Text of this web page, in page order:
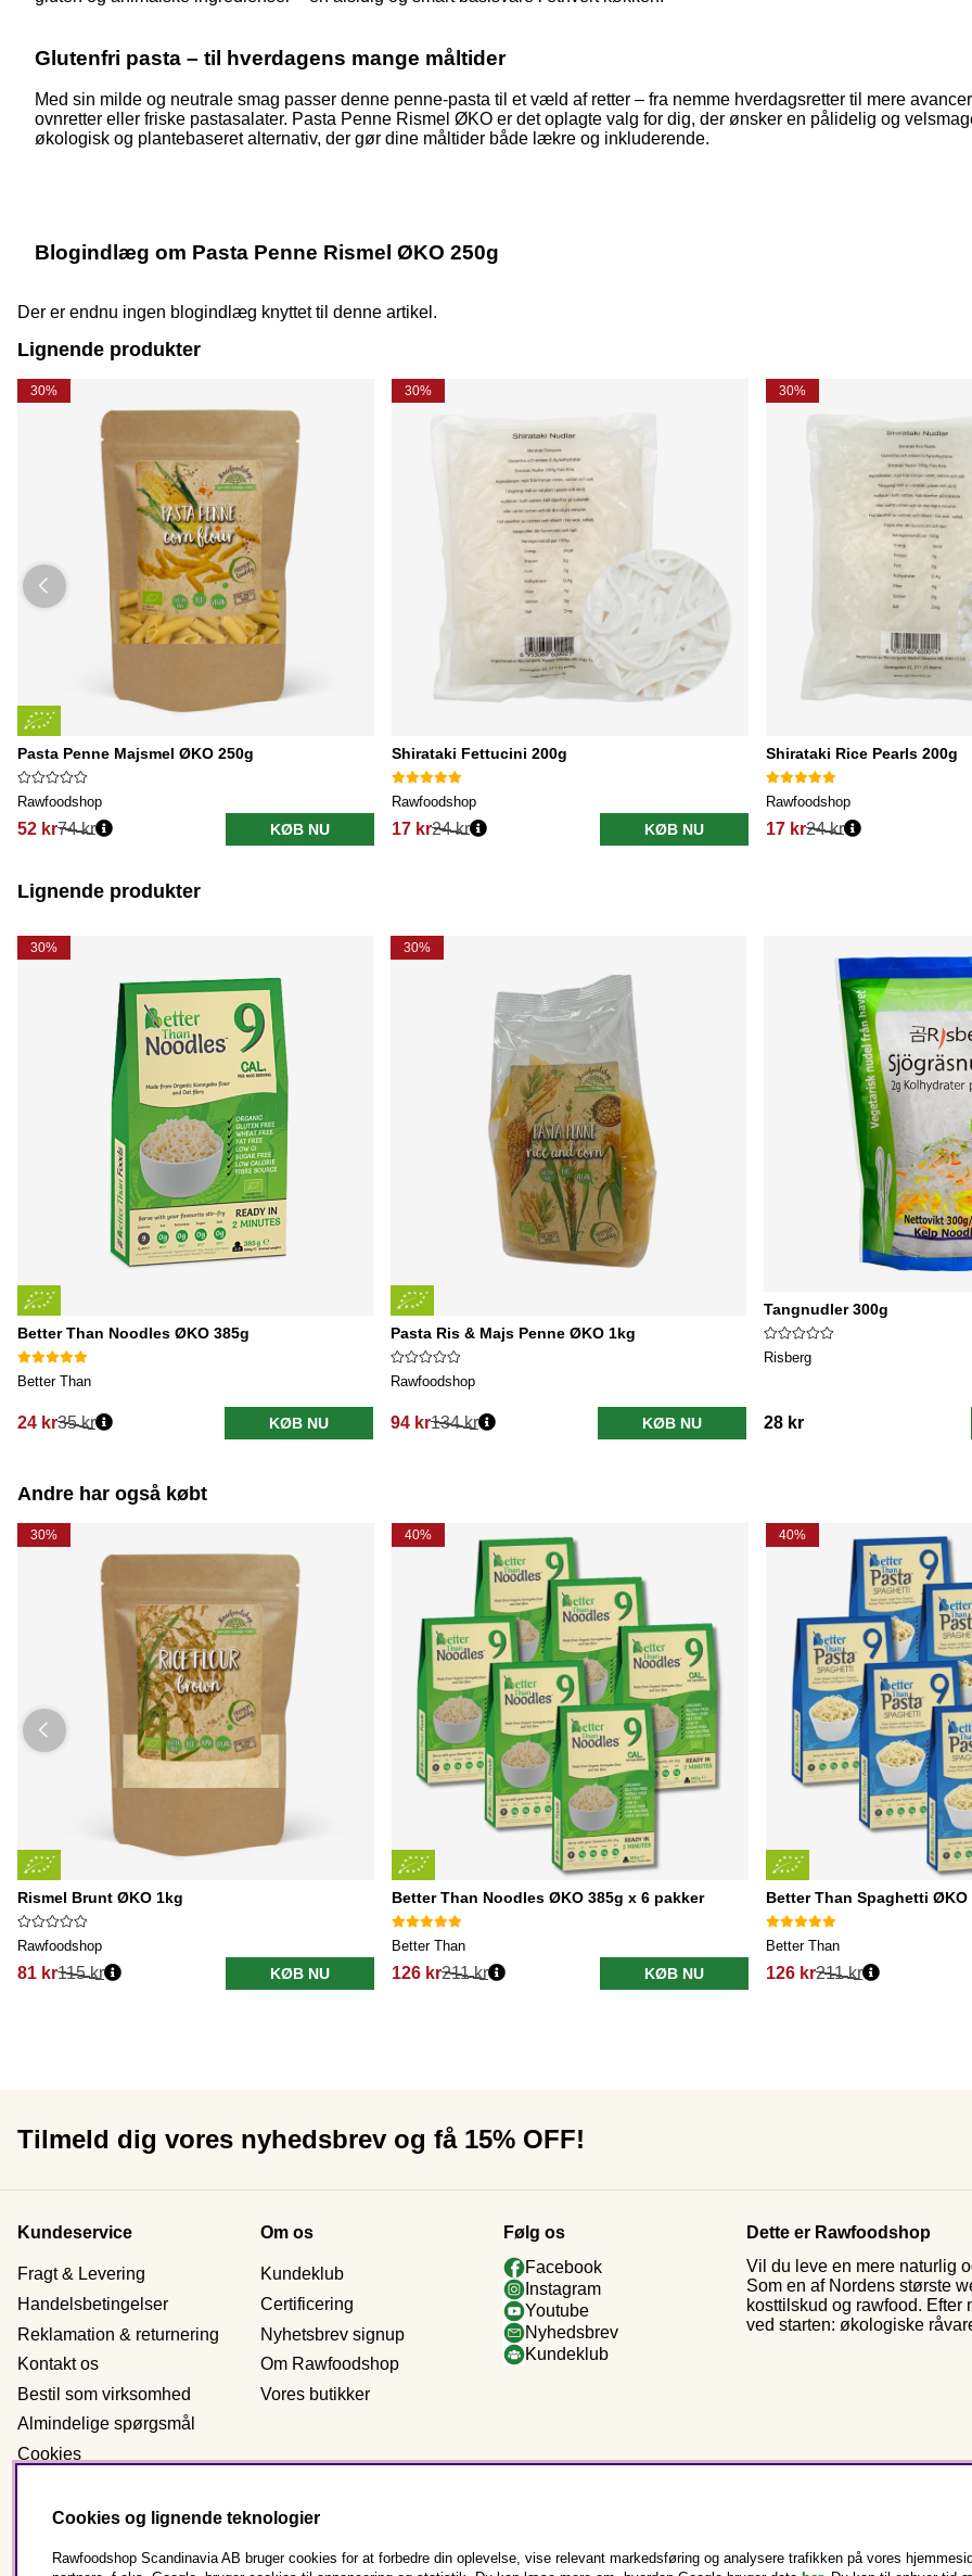
Glutenfri pasta – til hverdagens mange måltider
Med sin milde og neutrale smag passer denne penne-pasta til et væld af retter – fra nemme hverdagsretter til mere
ovnretter eller friske pastasalater. Pasta Penne Rismel ØKO er det oplagte valg for dig, der ønsker en pålidelig og
økologisk og plantebaseret alternativ, der gør dine måltider både lækre og inkluderende.
Blogindlæg om Pasta Penne Rismel ØKO 250g
Der er endnu ingen blogindlæg knyttet til denne artikel.
Lignende produkter
30%
Pasta Penne Majsmel ØKO 250g
Rawfoodshop
52 kr74 kr KØB NU
30%
Shirataki Fettucini 200g
Rawfoodshop
17 kr24 kr KØB NU
30%
Shirataki Rice Pearls 200g
Rawfoodshop
17 kr24 kr
Lignende produkter
30%
Better Than Noodles ØKO 385g
Better Than
24 kr
Normalpris:
35 kr KØB NU
30%
Pasta Ris & Majs Penne ØKO 1kg
Rawfoodshop
94 kr
Normalpris:
134 kr KØB NU
Tangnudler 300g
Risberg
28 kr
Andre har også købt
30%
Rismel Brunt ØKO 1kg
Rawfoodshop
81 kr115 kr KØB NU
40%
Better Than Noodles ØKO 385g x 6 pakker
Better Than
126 kr211 kr KØB NU
40%
Better Than Spaghetti ØKO
Better Than
126 kr211 kr
Tilmeld dig vores nyhedsbrev og få 15% OFF!
Kundeservice
Fragt & Levering
Handelsbetingelser
Reklamation & returnering
Kontakt os
Bestil som virksomhed
Almindelige spørgsmål
Cookies
Om os
Kundeklub
Certificering
Nyhetsbrev signup
Om Rawfoodshop
Vores butikker
Følg os
Facebook
Instagram
Youtube
Nyhedsbrev
Kundeklub
Dette er Rawfoodshop
Vil du leve en mere naturlig
Som en af Nordens største
kosttilskud og rawfood. Efter
ved starten: økologiske
Danmark
Cookies og lignende teknologier
Rawfoodshop Scandinavia AB bruger cookies for at forbedre din oplevelse, vise relevant markedsføring og analysere trafikken på vores